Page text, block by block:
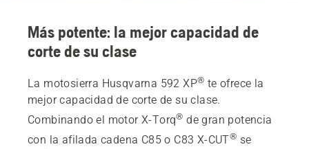
Más potente: la mejor capacidad de
corte de su clase
La motosierra Husqvarna 592 XP® te ofrece la
mejor capacidad de corte de su clase.
Combinando el motor X-Torq® de gran potencia
con la afilada cadena C85 o C83 X-CUT® se